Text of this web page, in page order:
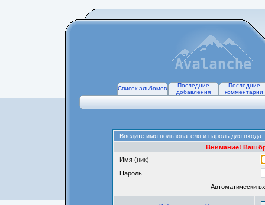
Список альбомов
Последние
добавления
Последние
комментарии
Введите имя пользователя и пароль для входа
Внимание! Ваш
Имя (ник)
Пароль
Автоматически